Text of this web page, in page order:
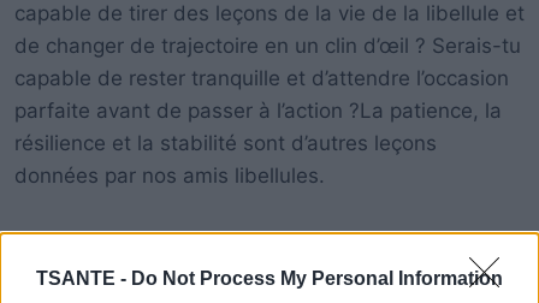
TSANTE - Do Not Process My Personal Information
capable de tirer des leçons de la vie de la libellule et
de changer de trajectoire en un clin d’œil ? Serais-tu
capable de rester tranquille et d’attendre l’occasion
parfaite avant de passer à l’action ?La patience, la
résilience et la stabilité sont d’autres leçons
données par nos amis libellules.
être sûr que tu reçois par là un message te